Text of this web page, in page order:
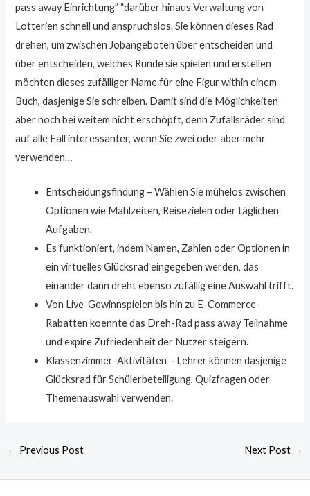
pass away Einrichtung” “darüber hinaus Verwaltung von
Lotterien schnell und anspruchslos. Sie können dieses Rad
drehen, um zwischen Jobangeboten über entscheiden und
über entscheiden, welches Runde sie spielen und erstellen
möchten dieses zufälliger Name für eine Figur within einem
Buch, dasjenige Sie schreiben. Damit sind die Möglichkeiten
aber noch bei weitem nicht erschöpft, denn Zufallsräder sind
auf alle Fall interessanter, wenn Sie zwei oder aber mehr
verwenden…
Entscheidungsfindung – Wählen Sie mühelos zwischen
Optionen wie Mahlzeiten, Reisezielen oder täglichen
Aufgaben.
Es funktioniert, indem Namen, Zahlen oder Optionen in
ein virtuelles Glücksrad eingegeben werden, das
einander dann dreht ebenso zufällig eine Auswahl trifft.
Von Live-Gewinnspielen bis hin zu E-Commerce-
Rabatten koennte das Dreh-Rad pass away Teilnahme
und expire Zufriedenheit der Nutzer steigern.
Klassenzimmer-Aktivitäten – Lehrer können dasjenige
Glücksrad für Schülerbeteiligung, Quizfragen oder
Themenauswahl verwenden.
← Previous Post Next Post →